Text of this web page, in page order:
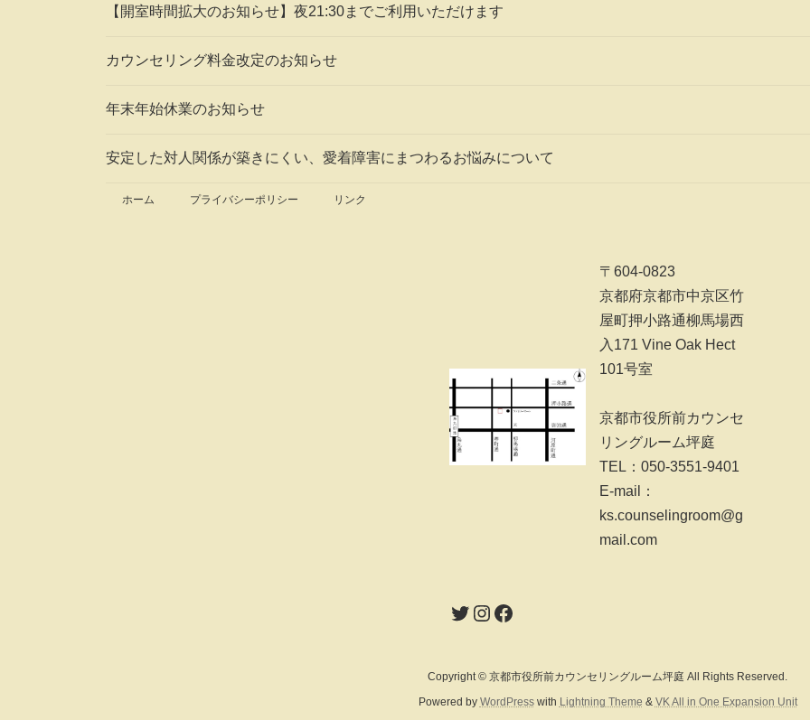
【開室時間拡大のお知らせ】夜21:30までご利用いただけます
カウンセリング料金改定のお知らせ
年末年始休業のお知らせ
安定した対人関係が築きにくい、愛着障害にまつわるお悩みについて
ホーム プライバシーポリシー リンク
〒604-0823
京都府京都市中京区竹
屋町押小路通柳馬場西
入171 Vine Oak Hect
101号室
京都市役所前カウンセ
リングルーム坪庭
TEL：050-3551-9401
E-mail：
ks.counselingroom@g
mail.com
Twitter
Instagram
Facebook
Copyright © 京都市役所前カウンセリングルーム坪庭 All Rights Reserved.
Powered by WordPresswith Lightning Theme & VK All in One Expansion Unit